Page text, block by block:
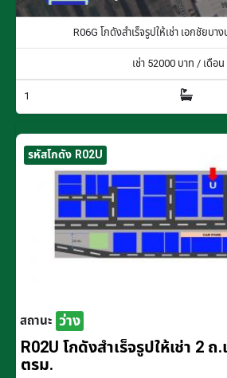
R06G โกดังสำเร็จรูปให้เช่า เอกชัยบ
เช่า 52000 บาท / เดือน
1
รหัสโกดัง R02U
สถานะ ว่าง
R02U โกดังสำเร็จรูปให้เช่า 2
ตรม.